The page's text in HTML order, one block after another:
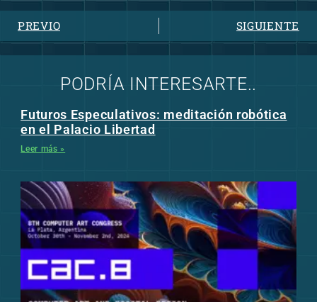
PREVIO SIGUIENTE
PODRÍA INTERESARTE..
Futuros Especulativos: meditación robótica
en el Palacio Libertad
Leer más »